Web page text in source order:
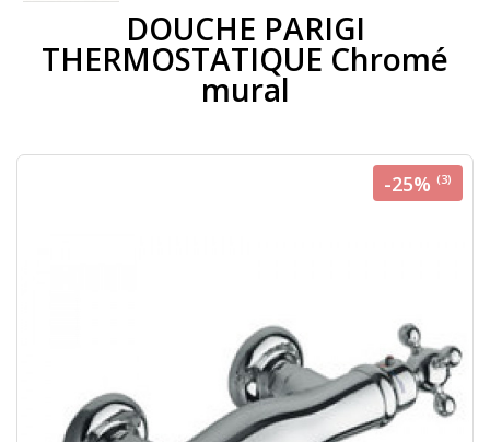
DOUCHE PARIGI
THERMOSTATIQUE Chromé
mural
-25% (3)